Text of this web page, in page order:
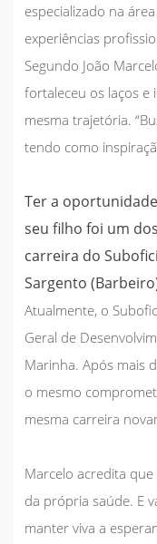
especializado na
experiências
Segundo João
fortaleceu os laços e
mesma trajetória.
tendo como
Ter a
seu filho foi um
carreira do
Sargento
Atualmente, o
Geral de
Marinha. Após mais
o mesmo
mesma carreira
Marcelo acredita
da própria saúde. E
manter viva a